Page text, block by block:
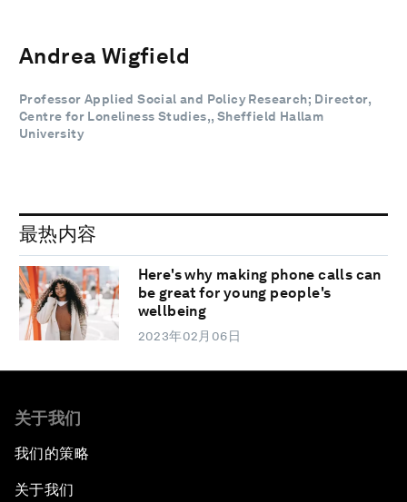
Andrea Wigfield
Professor Applied Social and Policy Research; Director,
Centre for Loneliness Studies,, Sheffield Hallam
University
最热内容
Here's why making phone calls can
be great for young people's
wellbeing
2023年02月06日
关于我们
我们的策略
关于我们